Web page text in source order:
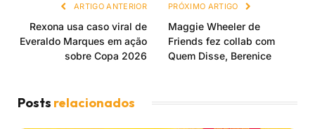
ARTIGO ANTERIOR
Rexona usa caso viral de
Everaldo Marques em ação
sobre Copa 2026
PRÓXIMO ARTIGO
Maggie Wheeler de
Friends fez collab com
Quem Disse, Berenice
Posts relacionados